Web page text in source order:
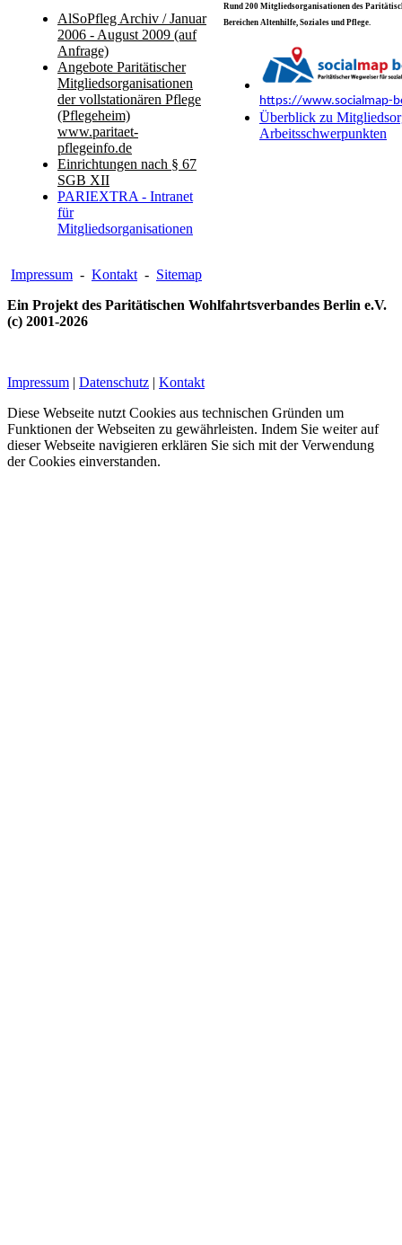
AlSoPfleg Archiv / Januar
2006 - August 2009 (auf
Anfrage)
Angebote Paritätischer
Mitgliedsorganisationen
der vollstationären Pflege
(Pflegeheim)
www.paritaet-
pflegeinfo.de
Einrichtungen nach § 67
SGB XII
PARIEXTRA - Intranet
für
Mitgliedsorganisationen
Rund 200 Mitgliedsorganisationen des
Bereichen Altenhilfe, Soziales und Pflege.
https://www.socialmap-
Überblick zu
Arbeitsschwerpunkten
Impressum - Kontakt - Sitemap
Ein Projekt des Paritätischen Wohlfahrtsverbandes Berlin e.V.
(c) 2001-2026
Impressum | Datenschutz | Kontakt
Diese Webseite nutzt Cookies aus technischen Gründen um
Funktionen der Webseiten zu gewährleisten. Indem Sie weiter auf
dieser Webseite navigieren erklären Sie sich mit der Verwendung
der Cookies einverstanden.